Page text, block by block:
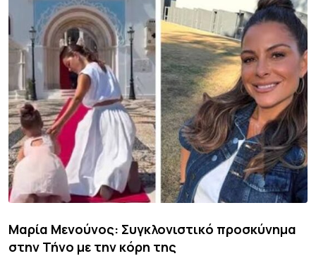
Μαρία Μενούνος: Συγκλονιστικό προσκύνημα
στην Τήνο με την κόρη της